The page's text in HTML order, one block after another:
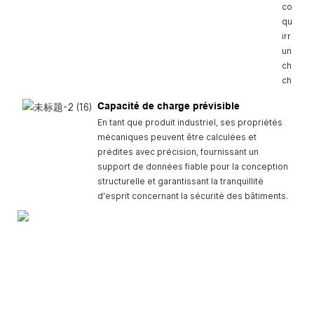
qualité
une
charge
Capacité de charge prévisible
En tant que produit industriel, ses propriétés
mécaniques peuvent être calculées et
prédites avec précision, fournissant un
support de données fiable pour la conception
structurelle et garantissant la tranquillité
d'esprit concernant la sécurité des bâtiments.